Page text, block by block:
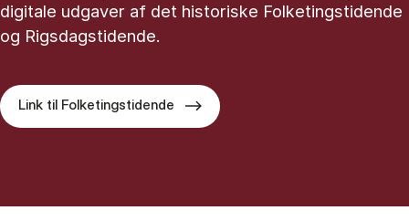
digitale udgaver af det historiske Folketingstidende
og Rigsdagstidende.
Link til Folketingstidende